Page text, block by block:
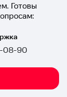
Готовы
08-90